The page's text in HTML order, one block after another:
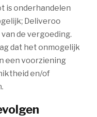
is onderhandelen
Deliveroo
de vergoeding.
dat het onmogelijk
een voorziening
en/of